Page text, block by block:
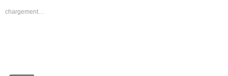
chargement…